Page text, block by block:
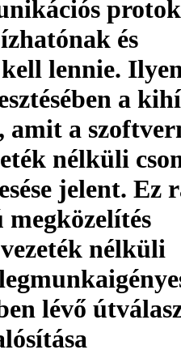
és
lennie.
a
amit a
nélküli
jelent. Ez
nélküli
lévő